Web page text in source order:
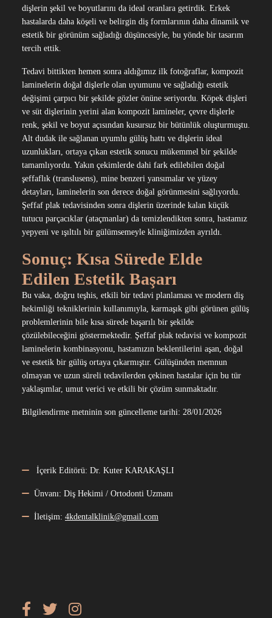
dişlerin şekil ve boyutlarını da ideal oranlara getirdik. Erkek
hastalarda daha köşeli ve belirgin diş formlarının daha dinamik ve
estetik bir görünüm sağladığı düşüncesiyle, bu yönde bir tasarım
tercih ettik.
Tedavi bittikten hemen sonra aldığımız ilk fotoğraflar, kompozit
laminelerin doğal dişlerle olan uyumunu ve sağladığı estetik
değişimi çarpıcı bir şekilde gözler önüne seriyordu. Köpek dişleri
ve süt dişlerinin yerini alan kompozit lamineler, çevre dişlerle
renk, şekil ve boyut açısından kusursuz bir bütünlük oluşturmuştu.
Alt dudak ile sağlanan uyumlu gülüş hattı ve dişlerin ideal
uzunlukları, ortaya çıkan estetik sonucu mükemmel bir şekilde
tamamlıyordu. Yakın çekimlerde dahi fark edilebilen doğal
şeffaflık (translusens), mine benzeri yansımalar ve yüzey
detayları, laminelerin son derece doğal görünmesini sağlıyordu.
Şeffaf plak tedavisinden sonra dişlerin üzerinde kalan küçük
tutucu parçacıklar (ataçmanlar) da temizlendikten sonra, hastamız
yepyeni ve ışıltılı bir gülümsemeyle kliniğimizden ayrıldı.
Sonuç: Kısa Sürede Elde
Edilen Estetik Başarı
Bu vaka, doğru teşhis, etkili bir tedavi planlaması ve modern diş
hekimliği tekniklerinin kullanımıyla, karmaşık gibi görünen gülüş
problemlerinin bile kısa sürede başarılı bir şekilde
çözülebileceğini göstermektedir. Şeffaf plak tedavisi ve kompozit
laminelerin kombinasyonu, hastamızın beklentilerini aşan, doğal
ve estetik bir gülüş ortaya çıkarmıştır. Gülüşünden memnun
olmayan ve uzun süreli tedavilerden çekinen hastalar için bu tür
yaklaşımlar, umut verici ve etkili bir çözüm sunmaktadır.
Bilgilendirme metninin son güncelleme tarihi: 28/01/2026
İçerik Editörü: Dr. Kuter KARAKAŞLI
Ünvanı: Diş Hekimi / Ortodonti Uzmanı
İletişim: 4kdentalklinik@gmail.com